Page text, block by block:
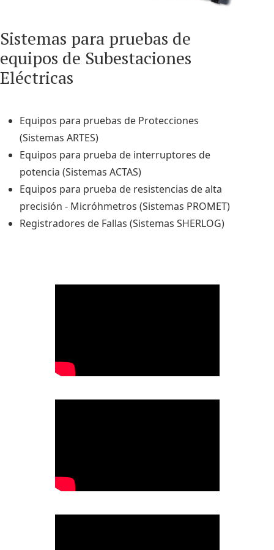
Sistemas para pruebas de
equipos de Subestaciones
Eléctricas
Equipos para pruebas de Protecciones
(Sistemas ARTES)
Equipos para prueba de interruptores de
potencia (Sistemas ACTAS)
Equipos para prueba de resistencias de alta
precisión - Micróhmetros (Sistemas PROMET)
Registradores de Fallas (Sistemas SHERLOG)